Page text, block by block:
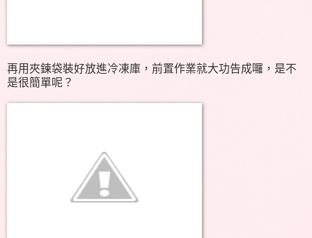
再用夾鍊袋裝好放進冷凍庫，前置作業就大功告成囉，是不
是很簡單呢？